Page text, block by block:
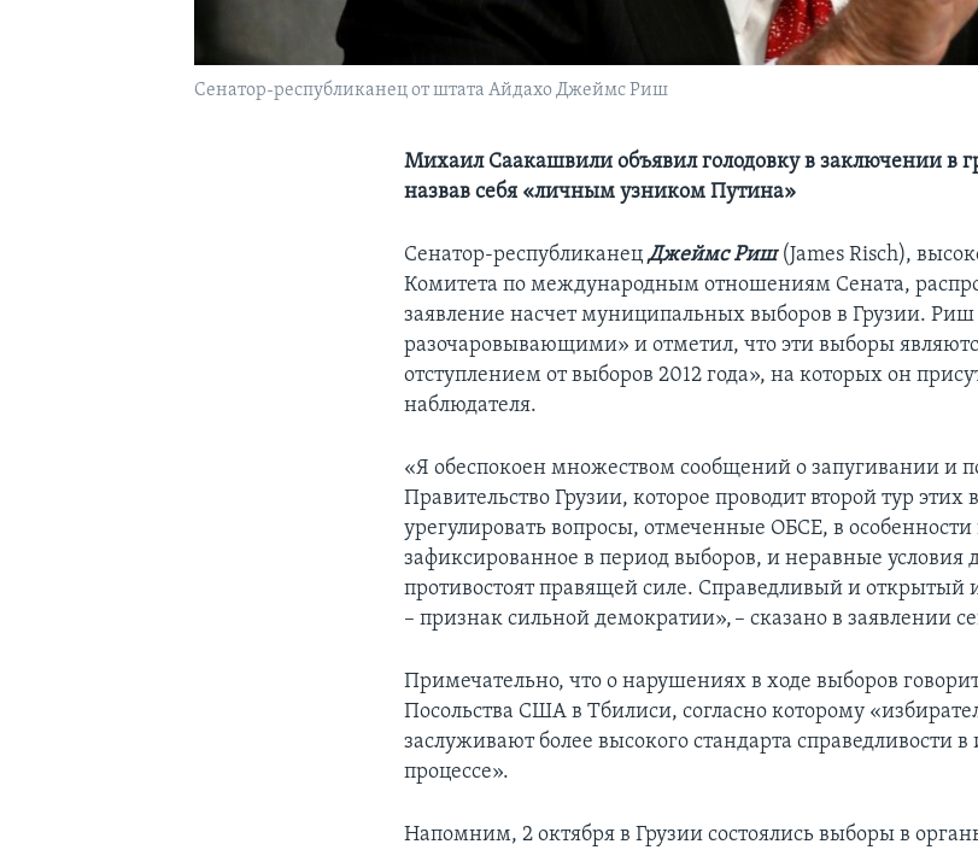
Сенатор-республиканец от штата Айдахо Джеймс Риш
Михаил Саакашвили объявил голодовку в заключении в
назвав себя «личным узником Путина»
Сенатор-республиканецДжеймс Риш(James Risch),
Комитета по международным отношениям Сената,
заявление насчет муниципальных выборов в Грузии. Риш
разочаровывающими» и отметил, что эти выборы
отступлением от выборов 2012 года», на которых он
наблюдателя.
«Я обеспокоен множеством сообщений о запугивании и
Правительство Грузии, которое проводит второй тур
урегулировать вопросы, отмеченные ОБСЕ, в особенности
зафиксированное в период выборов, и неравные условия
противостоят правящей силе. Справедливый и открытый
– признак сильной демократии», – сказано в заявлении
Примечательно, что о нарушениях в ходе выборов
Посольства США в Тбилиси, согласно которому
заслуживают более высокого стандарта справедливости
процессе».
Напомним, 2 октября в Грузии состоялись выборы в